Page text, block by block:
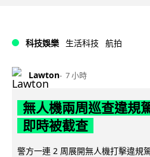
科技娛樂 生活科技 航拍
Lawton 7 小時
無人機兩周巡查違規
即時被截查
警方一連 2 周展開無人機打擊違規